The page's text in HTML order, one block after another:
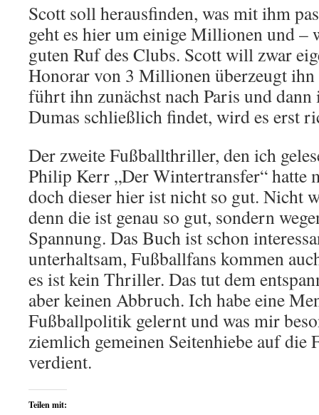
Scott soll herausfinden, was mit ihm
geht es hier um einige Millionen und –
guten Ruf des Clubs. Scott will zwar
Honorar von 3 Millionen überzeugt ihn
führt ihn zunächst nach Paris und
Dumas schließlich findet, wird es
Der zweite Fußballthriller, den ich
Philip Kerr „Der Wintertransfer“ hatte
doch dieser hier ist nicht so gut. Nicht
denn die ist genau so gut, sondern
Spannung. Das Buch ist schon
unterhaltsam, Fußballfans kommen
es ist kein Thriller. Das tut dem
aber keinen Abbruch. Ich habe eine
Fußballpolitik gelernt und was mir
ziemlich gemeinen Seitenhiebe auf die
verdient.
Teilen mit: